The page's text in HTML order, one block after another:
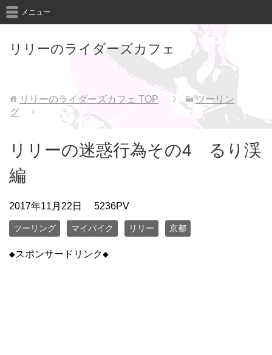
リリーのライダーズカフェ
メニュー
リリーのライダーズカフェ TOP
ツーリン
グ
リリーの迷惑行為その4 るり渓
編
2017年11月22日 5236PV
ツーリング マイバイク リリー 京都
◆スポンサードリンク◆